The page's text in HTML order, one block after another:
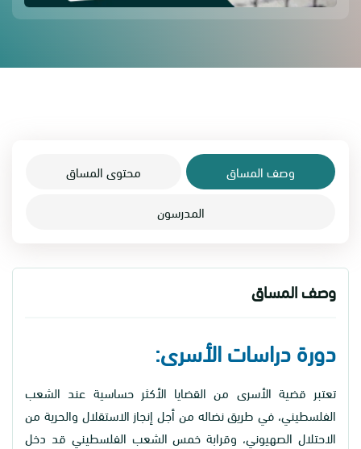
وصف المساق
محتوى المساق
المدرسون
وصف المساق
دورة دراسات الأسرى:
تعتبر قضية الأسرى من القضايا الأكثر حساسية عند الشعب
الفلسطيني، في طريق نضاله من أجل إنجاز الاستقلال والحرية من
الاحتلال الصهيوني، وقرابة خمس الشعب الفلسطيني قد دخل